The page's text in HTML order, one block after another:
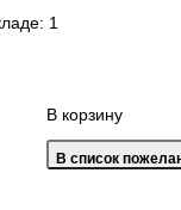
1
В корзину